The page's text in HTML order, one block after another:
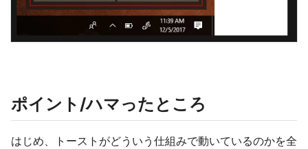
ポイント/ハマったところ
はじめ、トーストがどういう仕組みで動いているのかを全